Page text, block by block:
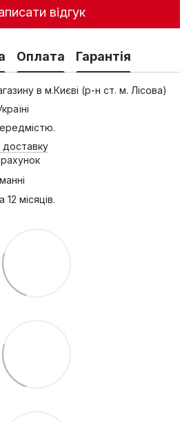
відгук
Оплата Гарантія
в м.Києві (р-н ст. м. Лісова)
доставку
12 місяців.